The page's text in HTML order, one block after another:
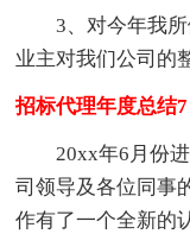
3、对今年我所
业主对我们公司的
招标代理年度总结7
20xx年6月份进
司领导及各位同事
作有了一个全新的